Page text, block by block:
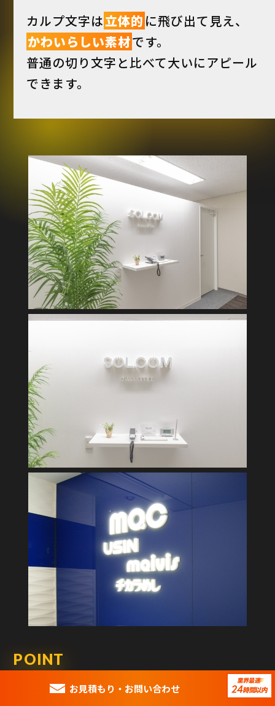
お見積もり・ お問い合わせ
カルプ文字は立体的 に飛び出て見え、
かわいらしい素材です。
普通の切り文字と比べて大いにアピール
できます。
POINT
カルプ文字はチャンネル文字とも呼ばれ、ウレタン樹